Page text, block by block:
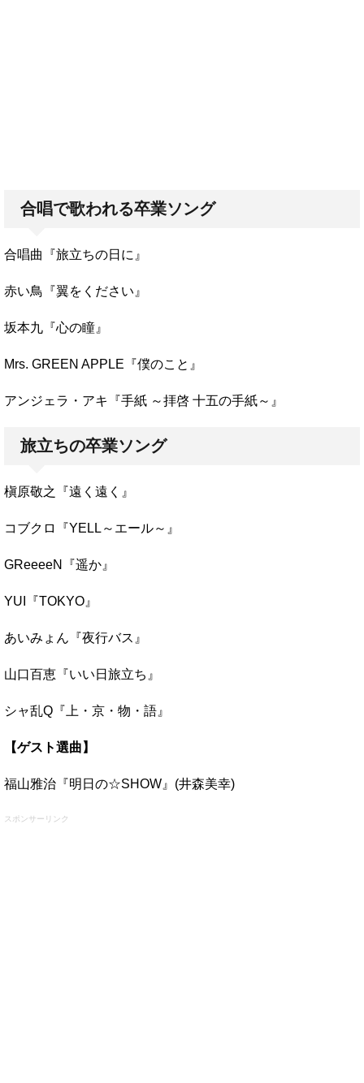
合唱で歌われる卒業ソング
合唱曲『旅立ちの日に』
赤い鳥『翼をください』
坂本九『心の瞳』
Mrs. GREEN APPLE『僕のこと』
アンジェラ・アキ『手紙 ～拝啓 十五の手紙～』
旅立ちの卒業ソング
槇原敬之『遠く遠く』
コブクロ『YELL～エール～』
GReeeeN『遥か』
YUI『TOKYO』
あいみょん『夜行バス』
山口百恵『いい日旅立ち』
シャ乱Q『上・京・物・語』
【ゲスト選曲】
福山雅治『明日の☆SHOW』(井森美幸)
スポンサーリンク